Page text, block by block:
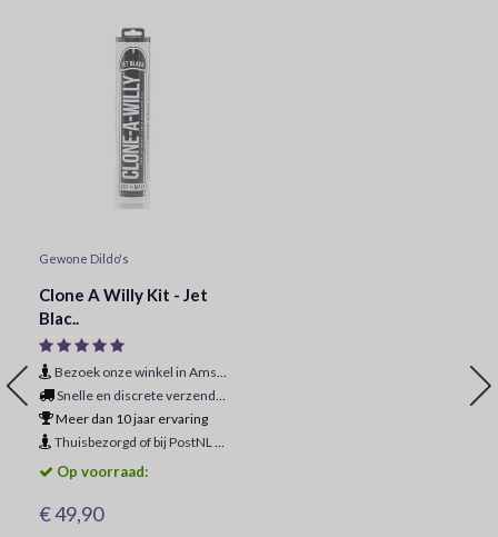
Gewone Dildo's
Clone A Willy Kit - Jet
Blac..
Bezoek onze winkel in Amsterdam
Snelle en discrete verzending
Meer dan 10 jaar ervaring
Thuisbezorgd of bij PostNL ophaalpunt
Op voorraad:
€ 49,90